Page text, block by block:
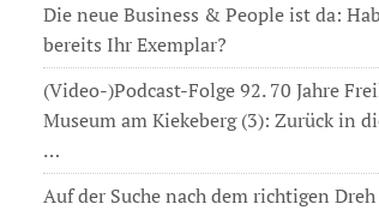
Die neue Business & People ist da:
bereits Ihr Exemplar?
(Video-)Podcast-Folge 92. 70 Jahre
Museum am Kiekeberg (3): Zurück in
…
Auf der Suche nach dem richtigen Dreh